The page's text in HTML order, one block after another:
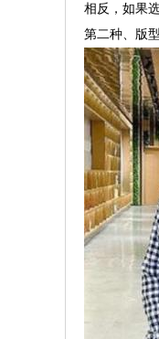
相反，如果
第二种、版